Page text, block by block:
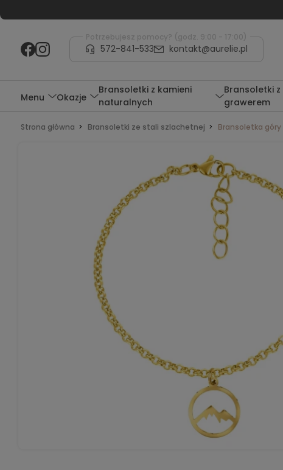
Potrzebujesz pomocy? (godz. 9:00 - 17:00)
572-841-533 kontakt@aurelie.pl
Menu Okazje
Bransoletki z kamieni
naturalnych
Bransoletki z
grawerem
Strona główna Bransoletki ze stali szlachetnej Bransoletka góry